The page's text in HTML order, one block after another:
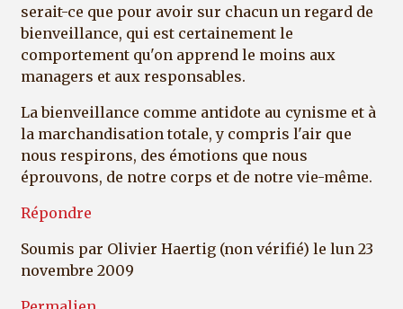
serait-ce que pour avoir sur chacun un regard de
bienveillance, qui est certainement le
comportement qu'on apprend le moins aux
managers et aux responsables.
La bienveillance comme antidote au cynisme et à
la marchandisation totale, y compris l'air que
nous respirons, des émotions que nous
éprouvons, de notre corps et de notre vie-même.
Répondre
Soumis par Olivier Haertig (non vérifié) le lun 23
novembre 2009